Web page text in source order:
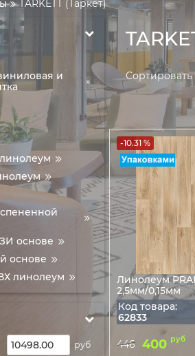
TARKETT (Таркет)
и
основе
основе
линолеум
руб
Сортировать
-10.31 %
Линолеум
2,5мм/0,15мм
Код товара:
62833
446 400 руб